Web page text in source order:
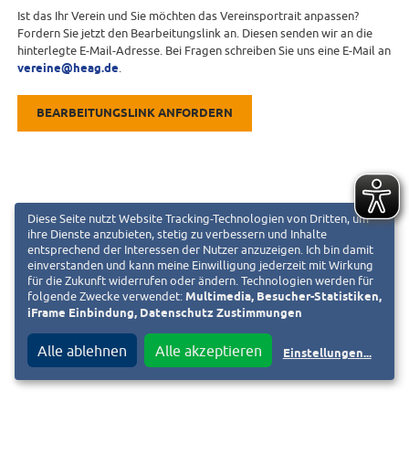
Ist das Ihr Verein und Sie möchten das Vereinsportrait anpassen?
Fordern Sie jetzt den Bearbeitungslink an. Diesen senden wir an die
hinterlegte E-Mail-Adresse. Bei Fragen schreiben Sie uns eine E-Mail an
vereine@heag.de
BEARBEITUNGSLINK ANFORDERN
Diese Seite nutzt Website Tracking-Technologien von Dritten, um
ihre Dienste anzubieten, stetig zu verbessern und Inhalte
entsprechend der Interessen der Nutzer anzuzeigen. Ich bin damit
einverstanden und kann meine Einwilligung jederzeit mit Wirkung
für die Zukunft widerrufen oder ändern. Technologien werden für
folgende Zwecke verwendet: Multimedia, Besucher-Statistiken,
iFrame Einbindung, Datenschutz Zustimmungen
Alle ablehnen Alle akzeptieren Einstellungen...